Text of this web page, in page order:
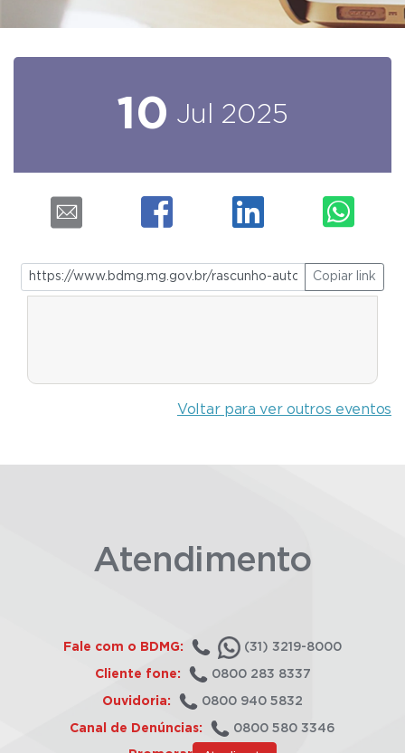
10 Jul 2025
Copiar link
Voltar para ver outros eventos
Atendimento
Fale com o BDMG: (31) 3219-8000
Cliente fone: 0800 283 8337
Ouvidoria: 0800 940 5832
Canal de Denúncias: 0800 580 3346